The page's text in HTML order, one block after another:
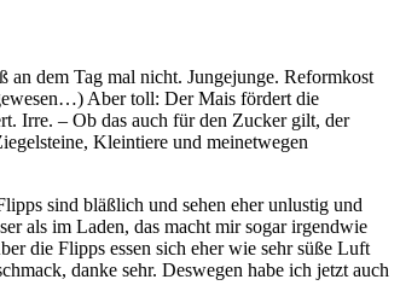
an dem Tag mal nicht. Jungejunge. Reformkost
Aber toll: Der Mais fördert die
Irre. – Ob das auch für den Zucker gilt, der
Kleintiere und meinetwegen
sind bläßlich und sehen eher unlustig und
als im Laden, das macht mir sogar irgendwie
die Flipps essen sich eher wie sehr süße Luft
danke sehr. Deswegen habe ich jetzt auch